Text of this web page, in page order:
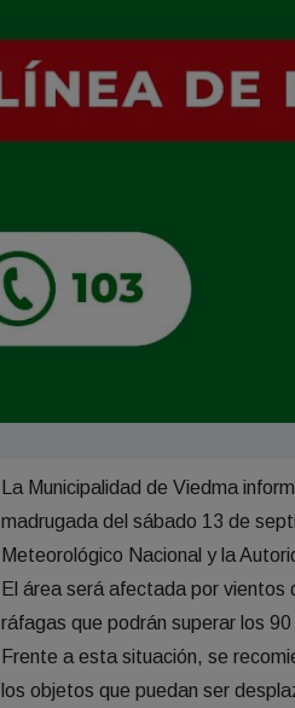
La Municipalidad de Viedma
madrugada del sábado 13 de
Meteorológico Nacional y la
El área será afectada por vientos
ráfagas que podrán superar los 90
Frente a esta situación, se
los objetos que puedan ser